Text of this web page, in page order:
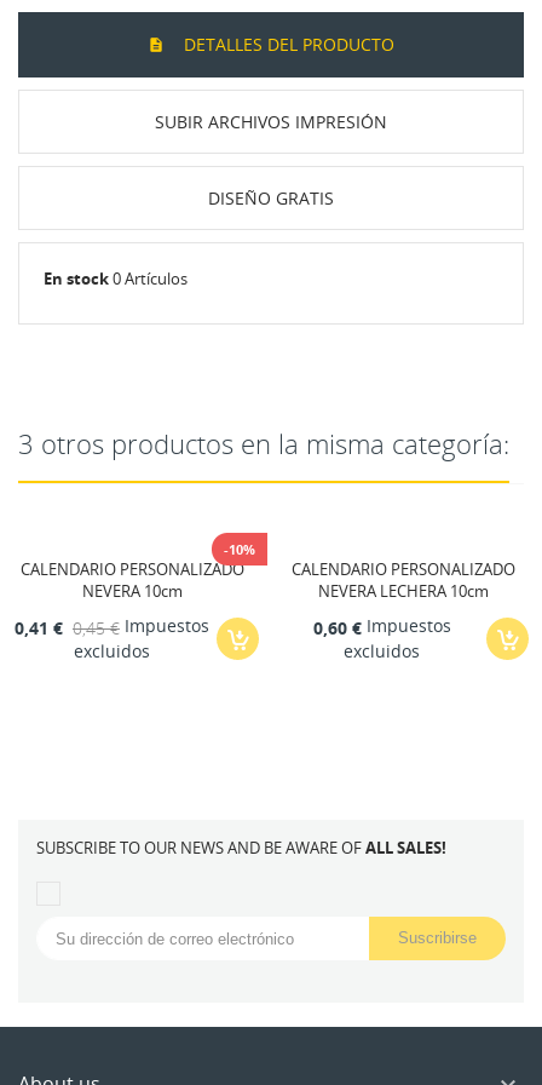
DETALLES DEL PRODUCTO
SUBIR ARCHIVOS IMPRESIÓN
DISEÑO GRATIS
En stock0 Artículos
3 otros productos en la misma categoría:
-10%
CALENDARIO PERSONALIZADO
NEVERA 10cm
0,41 € 0,45 €Impuestos
excluidos
CALENDARIO PERSONALIZADO
NEVERA LECHERA 10cm
0,60 €Impuestos
excluidos
SUBSCRIBE TO OUR NEWS AND BE AWARE OFALL SALES!